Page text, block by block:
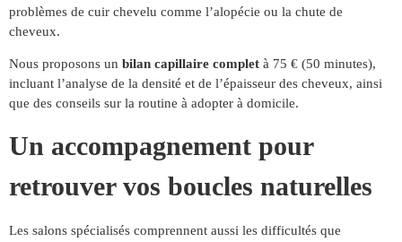
problèmes de cuir chevelu comme l’alopécie ou la chute de
cheveux.
Nous proposons un bilan capillaire complet à 75 € (50 minutes),
incluant l’analyse de la densité et de l’épaisseur des cheveux, ainsi
que des conseils sur la routine à adopter à domicile.
Un accompagnement pour
retrouver vos boucles naturelles
Les salons spécialisés comprennent aussi les difficultés que